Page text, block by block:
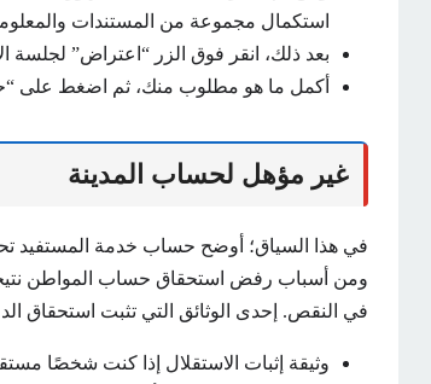
استكمال مجموعة من المستندات
بعد ذلك، انقر فوق الزر “اعتراض” لجلسة
أكمل ما هو مطلوب منك، ثم اضغط على
غير مؤهل لحساب المدينة
في هذا السياق؛ أوضح حساب خدمة
ومن أسباب رفض استحقاق حساب المواطن
في النقص. إحدى الوثائق التي تثبت استحقاق
وثيقة إثبات الاستقلال إذا كنت شخصًا